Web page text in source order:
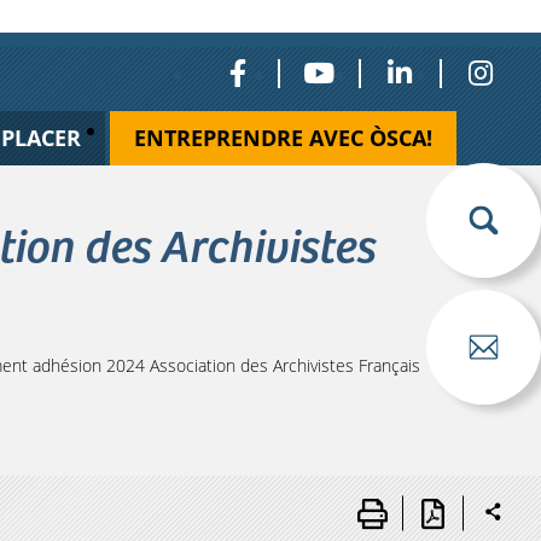
ENTREPRENDRE AVEC ÒSCA!
des Archivistes
adhésion 2024 Association des Archivistes Français